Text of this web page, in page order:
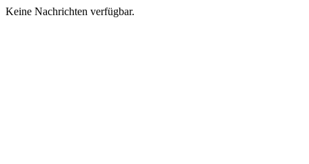
Keine Nachrichten verfügbar.